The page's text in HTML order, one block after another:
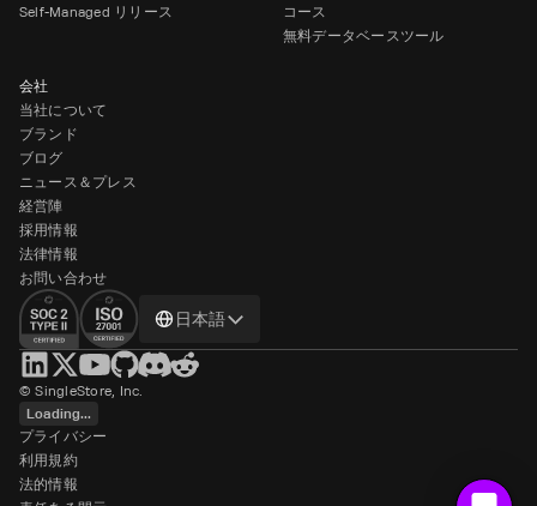
Self-Managed リリース
コース
無料データベースツール
会社
当社について
ブランド
ブログ
ニュース＆プレス
経営陣
採用情報
法律情報
お問い合わせ
language
日本語
Loading...
プライバシー
利用規約
法的情報
© SingleStore, Inc.